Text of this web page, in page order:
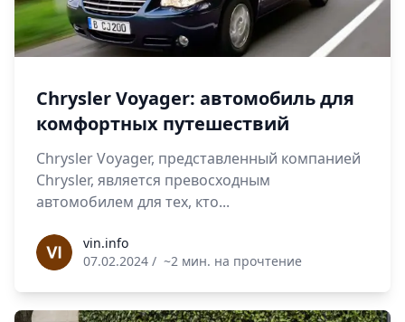
Chrysler Voyager: автомобиль для
комфортных путешествий
Chrysler Voyager, представленный компанией
Chrysler, является превосходным
автомобилем для тех, кто...
vin.infovin.info
07.02.2024 / ~2 мин. на прочтение